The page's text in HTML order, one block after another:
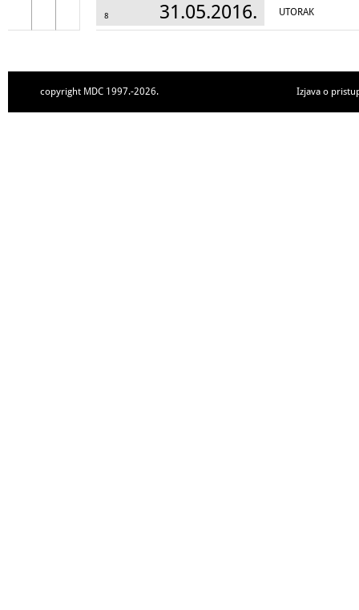
8 31.05.2016. UTORAK
copyright MDC 1997.-2026. Izjava o